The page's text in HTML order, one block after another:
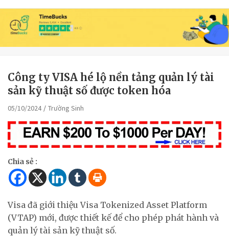
Công ty VISA hé lộ nền tảng quản lý tài
sản kỹ thuật số được token hóa
05/10/2024 Trường Sinh
Chia sẻ :
Visa đã giới thiệu Visa Tokenized Asset Platform
(VTAP) mới, được thiết kế để cho phép phát hành và
quản lý tài sản kỹ thuật số.